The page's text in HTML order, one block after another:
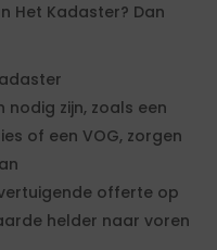
Het Kadaster? Dan
zijn, zoals een
of een VOG, zorgen
offerte op
helder naar voren